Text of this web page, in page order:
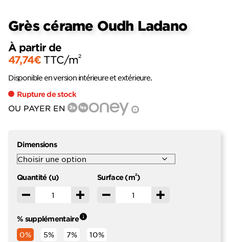
Grès cérame Oudh Ladano
À partir de
47,74€ TTC/m2
Disponible en version intérieure et extérieure.
Rupture de stock
OU PAYER EN ?
Dimensions
Quantité (u)
Décrémenter Incrémenter
Surface (m2)
Décrémenter Incrémenter
% supplémentaire
0% 5% 7% 10%